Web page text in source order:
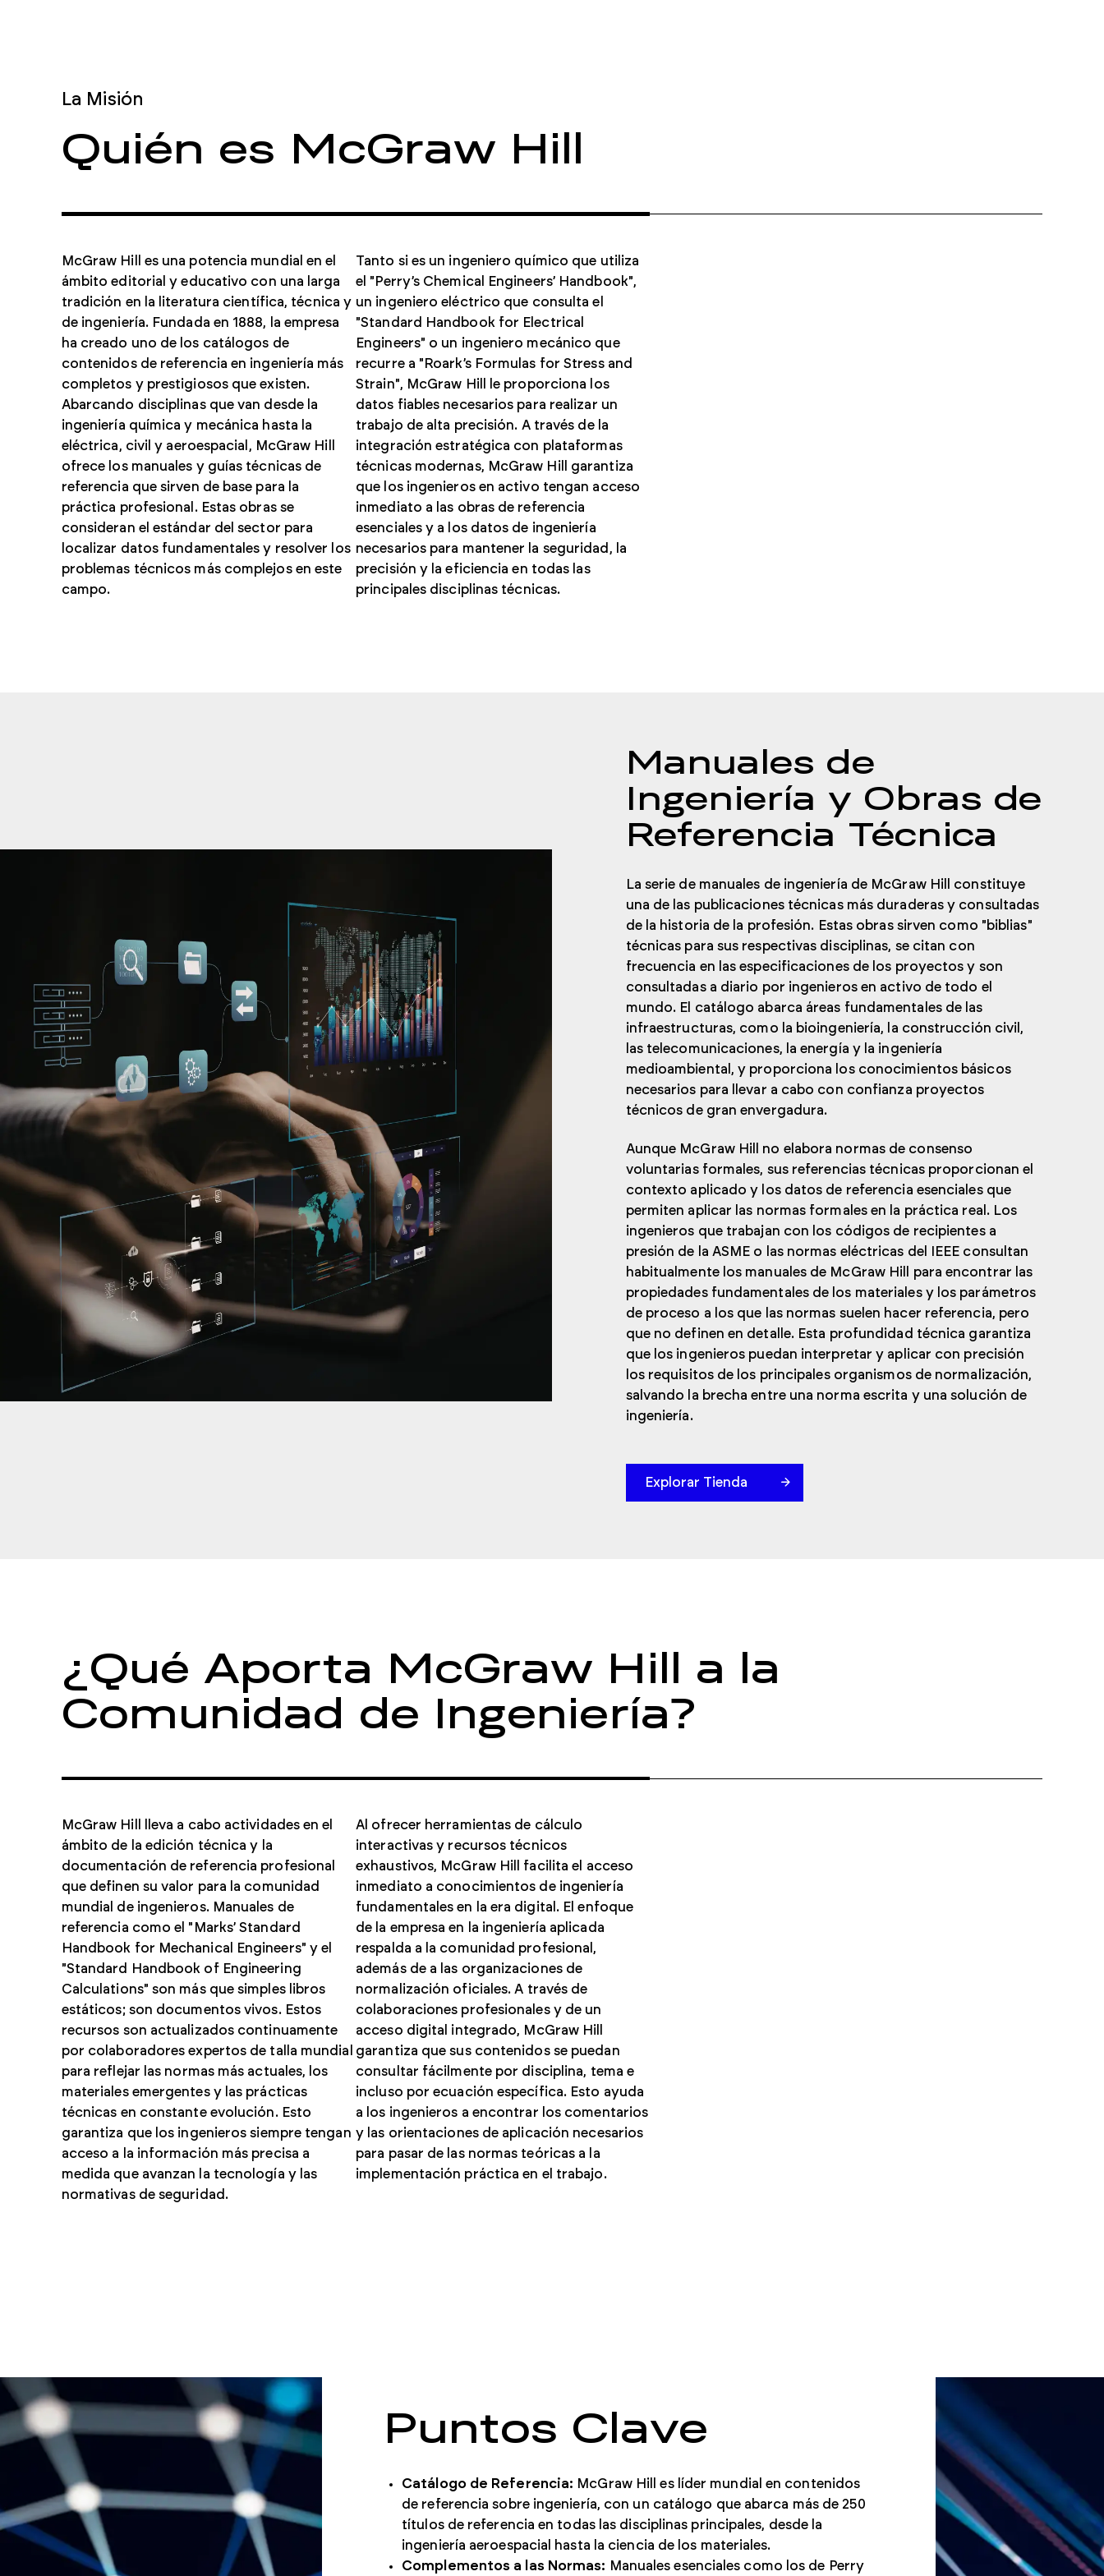
Nuestra tienda minorista le permite comprar y descargar
rápidamente documentos individuales.
Comprar Normas
La Misión
Quién es McGraw Hill
McGraw Hill es una potencia mundial en el
ámbito editorial y educativo con una larga
tradición en la literatura científica, técnica y
de ingeniería. Fundada en 1888, la empresa
ha creado uno de los catálogos de
contenidos de referencia en ingeniería más
completos y prestigiosos que existen.
Abarcando disciplinas que van desde la
ingeniería química y mecánica hasta la
eléctrica, civil y aeroespacial, McGraw Hill
ofrece los manuales y guías técnicas de
referencia que sirven de base para la
práctica profesional. Estas obras se
consideran el estándar del sector para
localizar datos fundamentales y resolver los
problemas técnicos más complejos en este
campo.
Tanto si es un ingeniero químico que utiliza
el "Perry’s Chemical Engineers’ Handbook",
un ingeniero eléctrico que consulta el
"Standard Handbook for Electrical
Engineers" o un ingeniero mecánico que
recurre a "Roark’s Formulas for Stress and
Strain", McGraw Hill le proporciona los
datos fiables necesarios para realizar un
trabajo de alta precisión. A través de la
integración estratégica con plataformas
técnicas modernas, McGraw Hill garantiza
que los ingenieros en activo tengan acceso
inmediato a las obras de referencia
esenciales y a los datos de ingeniería
necesarios para mantener la seguridad, la
precisión y la eficiencia en todas las
principales disciplinas técnicas.
Manuales de
Ingeniería y Obras de
Referencia Técnica
La serie de manuales de ingeniería de McGraw Hill constituye
una de las publicaciones técnicas más duraderas y consultadas
de la historia de la profesión. Estas obras sirven como "biblias"
técnicas para sus respectivas disciplinas, se citan con
frecuencia en las especificaciones de los proyectos y son
consultadas a diario por ingenieros en activo de todo el
mundo. El catálogo abarca áreas fundamentales de las
infraestructuras, como la bioingeniería, la construcción civil,
las telecomunicaciones, la energía y la ingeniería
medioambiental, y proporciona los conocimientos básicos
necesarios para llevar a cabo con confianza proyectos
técnicos de gran envergadura.
Aunque McGraw Hill no elabora normas de consenso
voluntarias formales, sus referencias técnicas proporcionan el
contexto aplicado y los datos de referencia esenciales que
permiten aplicar las normas formales en la práctica real. Los
ingenieros que trabajan con los códigos de recipientes a
presión de la ASME o las normas eléctricas del IEEE consultan
habitualmente los manuales de McGraw Hill para encontrar las
propiedades fundamentales de los materiales y los parámetros
de proceso a los que las normas suelen hacer referencia, pero
que no definen en detalle. Esta profundidad técnica garantiza
que los ingenieros puedan interpretar y aplicar con precisión
los requisitos de los principales organismos de normalización,
salvando la brecha entre una norma escrita y una solución de
ingeniería.
Explorar Tienda
¿Qué Aporta McGraw Hill a la
Comunidad de Ingeniería?
McGraw Hill lleva a cabo actividades en el
ámbito de la edición técnica y la
documentación de referencia profesional
que definen su valor para la comunidad
mundial de ingenieros. Manuales de
referencia como el "Marks’ Standard
Handbook for Mechanical Engineers" y el
"Standard Handbook of Engineering
Calculations" son más que simples libros
estáticos; son documentos vivos. Estos
recursos son actualizados continuamente
por colaboradores expertos de talla mundial
para reflejar las normas más actuales, los
materiales emergentes y las prácticas
técnicas en constante evolución. Esto
garantiza que los ingenieros siempre tengan
acceso a la información más precisa a
medida que avanzan la tecnología y las
normativas de seguridad.
Al ofrecer herramientas de cálculo
interactivas y recursos técnicos
exhaustivos, McGraw Hill facilita el acceso
inmediato a conocimientos de ingeniería
fundamentales en la era digital. El enfoque
de la empresa en la ingeniería aplicada
respalda a la comunidad profesional,
además de a las organizaciones de
normalización oficiales. A través de
colaboraciones profesionales y de un
acceso digital integrado, McGraw Hill
garantiza que sus contenidos se puedan
consultar fácilmente por disciplina, tema e
incluso por ecuación específica. Esto ayuda
a los ingenieros a encontrar los comentarios
y las orientaciones de aplicación necesarios
para pasar de las normas teóricas a la
implementación práctica en el trabajo.
Puntos Clave
Catálogo de Referencia: McGraw Hill es líder mundial en contenidos
de referencia sobre ingeniería, con un catálogo que abarca más de 250
títulos de referencia en todas las disciplinas principales, desde la
ingeniería aeroespacial hasta la ciencia de los materiales.
Complementos a las Normas: Manuales esenciales como los de Perry